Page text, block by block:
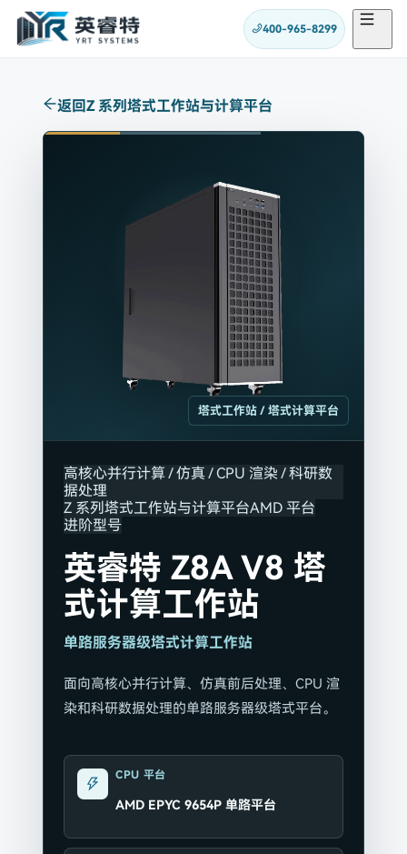
400-965-8299
返回Z 系列塔式工作站与计算平台
塔式工作站 / 塔式计算平台
高核心并行计算 / 仿真 / CPU 渲染 / 科研数
据处理
Z 系列塔式工作站与计算平台AMD 平台
进阶型号
英睿特 Z8A V8 塔
式计算工作站
单路服务器级塔式计算工作站
面向高核心并行计算、仿真前后处理、CPU 渲
染和科研数据处理的单路服务器级塔式平台。
CPU 平台
AMD EPYC 9654P 单路平台